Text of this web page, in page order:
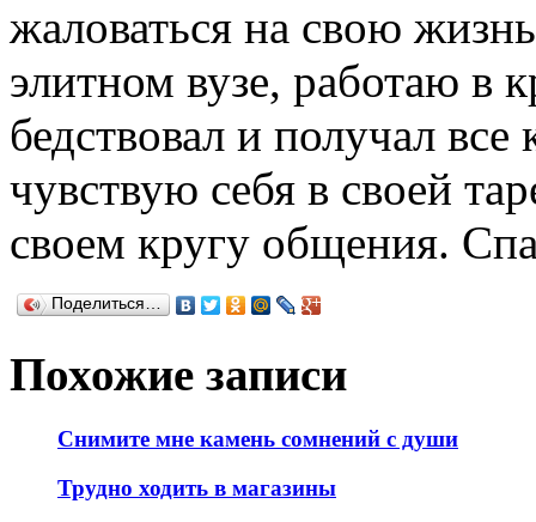
жаловаться на свою
элитном вузе, работаю в
бедствовал и получал
чувствую себя в своей
своем кругу общения.
Поделиться…
Похожие записи
Снимите мне камень сомнений с души
Трудно ходить в магазины